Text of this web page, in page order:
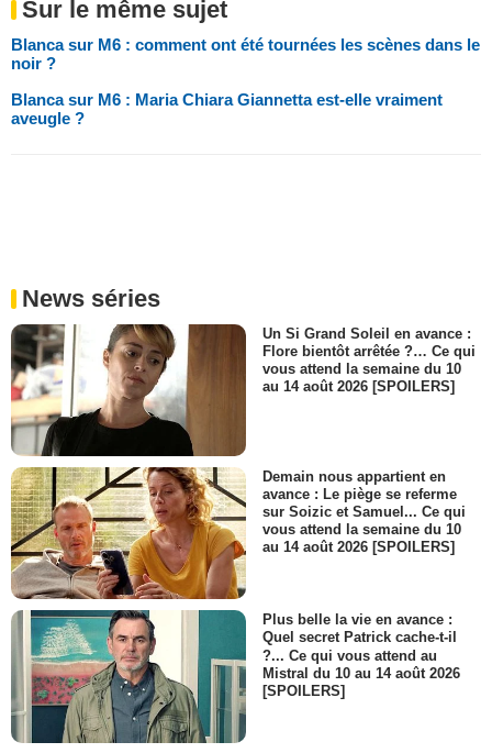
Sur le même sujet
Blanca sur M6 : comment ont été tournées les scènes dans le
noir ?
Blanca sur M6 : Maria Chiara Giannetta est-elle vraiment
aveugle ?
News séries
Un Si Grand Soleil en avance :
Flore bientôt arrêtée ?… Ce qui
vous attend la semaine du 10
au 14 août 2026 [SPOILERS]
Demain nous appartient en
avance : Le piège se referme
sur Soizic et Samuel... Ce qui
vous attend la semaine du 10
au 14 août 2026 [SPOILERS]
Plus belle la vie en avance :
Quel secret Patrick cache-t-il
?... Ce qui vous attend au
Mistral du 10 au 14 août 2026
[SPOILERS]